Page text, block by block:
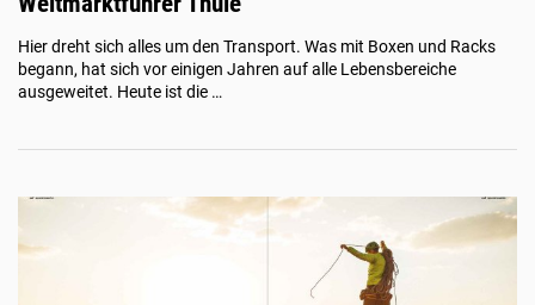
Hier dreht sich alles um den Transport. Was mit Boxen und Racks
begann, hat sich vor einigen Jahren auf alle Lebensbereiche
ausgeweitet. Heute ist die …